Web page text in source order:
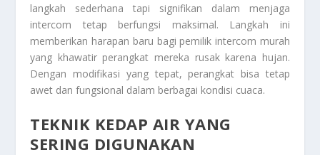
langkah sederhana tapi signifikan dalam menjaga
intercom tetap berfungsi maksimal. Langkah ini
memberikan harapan baru bagi pemilik intercom murah
yang khawatir perangkat mereka rusak karena hujan.
Dengan modifikasi yang tepat, perangkat bisa tetap
awet dan fungsional dalam berbagai kondisi cuaca.
TEKNIK KEDAP AIR YANG
SERING DIGUNAKAN